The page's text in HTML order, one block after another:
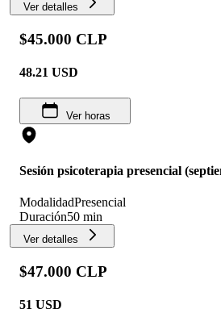
Ver detalles
$45.000 CLP
48.21 USD
Ver horas
Sesión psicoterapia presencial
ModalidadPresencial
Duración50 min
Ver detalles
$47.000 CLP
51 USD